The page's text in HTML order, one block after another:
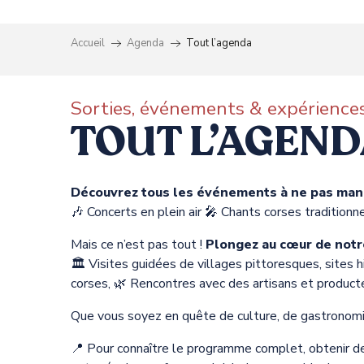
Accueil Agenda Tout l’agenda
Sorties, événements &
TOUT
Découvrez tous les événements à ne pas
🎶 Concerts en plein air 🎤 Chants corses
Mais ce n’est pas tout ! Plongez au cœur de
🏛️ Visites guidées de villages pittoresques, sites
corses, 🌿 Rencontres avec des artisans et
Que vous soyez en quête de culture, de
📍 Pour connaître le programme complet, obtenir